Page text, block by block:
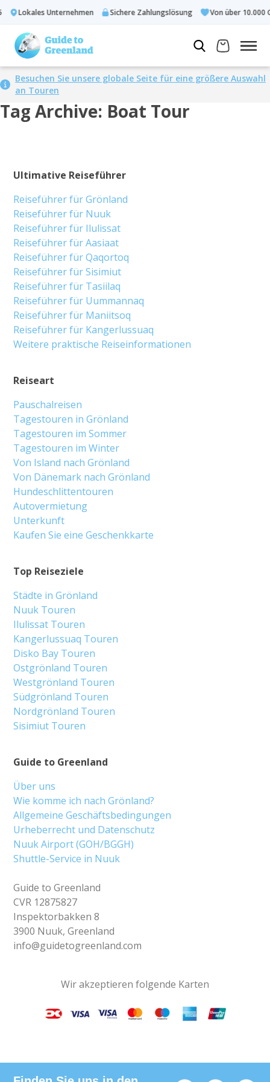
Lokales Unternehmen Sichere Zahlungslösung Von über 10.000
Besuchen Sie unsere globale Seite für eine größere Auswahl
an Touren
Tag Archive: Boat Tour
Guide to Greenland
Über uns
Wie komme ich nach Grönland?
Allgemeine Geschäftsbedingungen
Urheberrecht und Datenschutz
Nuuk Airport (GOH/BGGH)
Shuttle-Service in Nuuk
Guide to Greenland
CVR 12875827
Inspektorbakken 8
3900 Nuuk, Greenland
info@guidetogreenland.com
Top Reiseziele
Städte in Grönland
Nuuk Touren
Ilulissat Touren
Kangerlussuaq Touren
Disko Bay Touren
Ostgrönland Touren
Westgrönland Touren
Südgrönland Touren
Nordgrönland Touren
Sisimiut Touren
Reiseart
Pauschalreisen
Tagestouren in Grönland
Tagestouren im Sommer
Tagestouren im Winter
Von Island nach Grönland
Von Dänemark nach Grönland
Hundeschlittentouren
Autovermietung
Unterkunft
Kaufen Sie eine Geschenkkarte
Ultimative Reiseführer
Reiseführer für Grönland
Reiseführer für Nuuk
Reiseführer für Ilulissat
Reiseführer für Aasiaat
Reiseführer für Qaqortoq
Reiseführer für Sisimiut
Reiseführer für Tasiilaq
Reiseführer für Uummannaq
Reiseführer für Maniitsoq
Reiseführer für Kangerlussuaq
Weitere praktische Reiseinformationen
Wir akzeptieren folgende Karten